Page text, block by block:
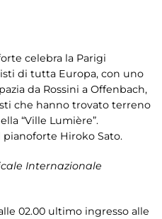
celebra la Parigi
di tutta Europa, con uno
da Rossini a Offenbach,
che hanno trovato terreno
“Ville Lumière”.
pianoforte Hiroko Sato.
Internazionale
02.00 ultimo ingresso alle